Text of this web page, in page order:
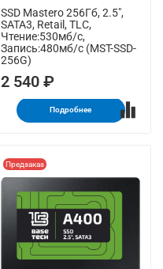
SSD Mastero 256Гб, 2.5",
SATA3, Retail, TLC,
Чтение:530мб/с,
Запись:480мб/с (MST-SSD-
256G)
2 540 ₽
Подробнее
Предзаказ